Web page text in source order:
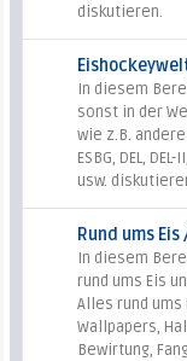
diskutieren.
In diesem
sonst in der
wie z.B.
ESBG, DEL, DEL-
usw.
Rund ums
In diesem
rund ums Eis
Alles rund ums
Wallpapers,
Bewirtung,